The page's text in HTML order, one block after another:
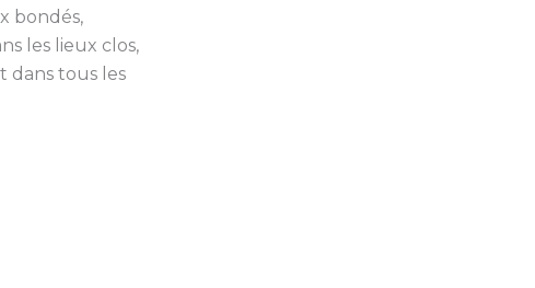
bondés,
les lieux clos,
dans tous les